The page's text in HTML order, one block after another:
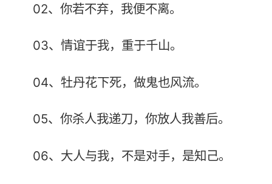
02、你若不弃，我便不离。
03、情谊于我，重于千山。
04、牡丹花下死，做鬼也风流。
05、你杀人我递刀，你放人我善后。
06、大人与我，不是对手，是知己。